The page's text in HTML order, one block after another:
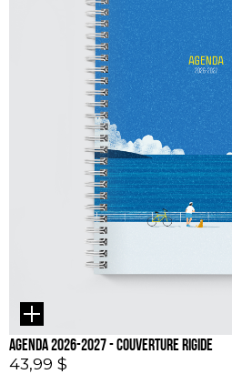
Agenda 2026-2027 - couverture rigide
43,99 $